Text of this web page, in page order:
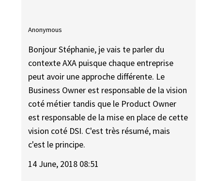
Anonymous
Bonjour Stéphanie, je vais te parler du
contexte AXA puisque chaque entreprise
peut avoir une approche différente. Le
Business Owner est responsable de la vision
coté métier tandis que le Product Owner
est responsable de la mise en place de cette
vision coté DSI. C'est très résumé, mais
c'est le principe.
14 June, 2018 08:51